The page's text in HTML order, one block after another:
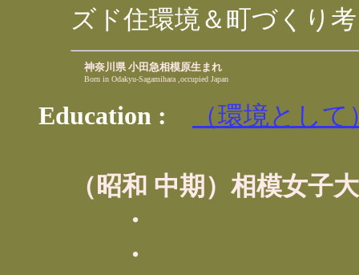
ズド住環境＆町づくり考
神奈川県 小田急相模原生まれ
Born in Odakyu-Sagamihara ,occupied Japan
Education : （環境として
（昭和 中期）相模女子
・
・